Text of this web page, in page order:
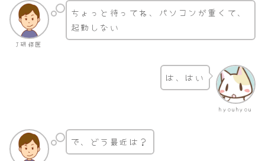
J研修医
ちょっと待ってね、パソコンが重くて、
起動しない
hyouhyou
は、はい
で、どう最近は？